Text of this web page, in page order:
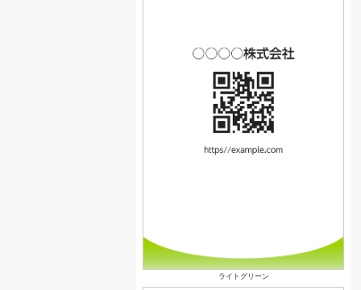
ライトグリーン